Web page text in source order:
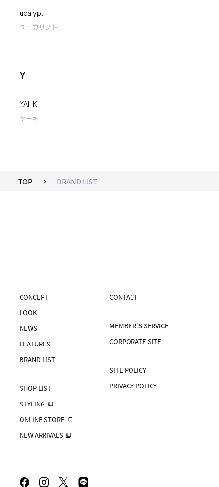
ucalypt
ユーカリプト
Y
YAHKI
ヤーキ
TOP BRAND LIST
CONCEPT
LOOK
NEWS
FEATURES
BRAND LIST
SHOP LIST
STYLING
ONLINE STORE
NEW ARRIVALS
CONTACT
MEMBER'S SERVICE
CORPORATE SITE
SITE POLICY
PRIVACY POLICY